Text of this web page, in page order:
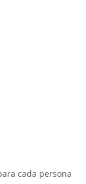
cada persona